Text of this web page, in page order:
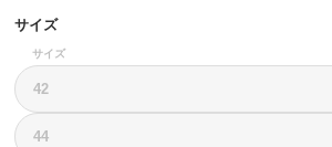
サイズ
サイズ
42
44